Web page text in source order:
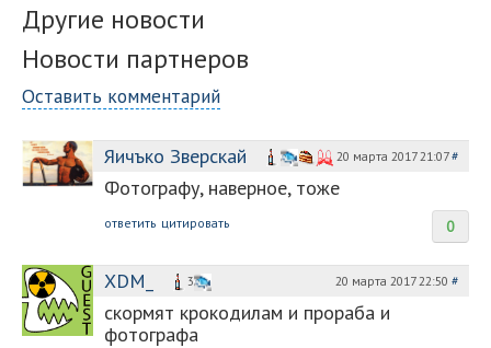
Другие новости
Новости партнеров
Оставить комментарий
Яичъко Зверскай 20 марта 2017 21:07#
Фотографу, наверное, тоже
0
ответить цитировать
XDM_ 20 марта 2017 22:50 #
3
скормят крокодилам и прораба и
фотографа